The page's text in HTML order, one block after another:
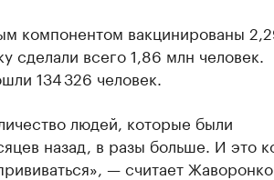
компонентом вакцинированы
сделали всего 1,86 млн человек.
134 326 человек.
людей, которые были
назад, в разы больше. И это
— считает